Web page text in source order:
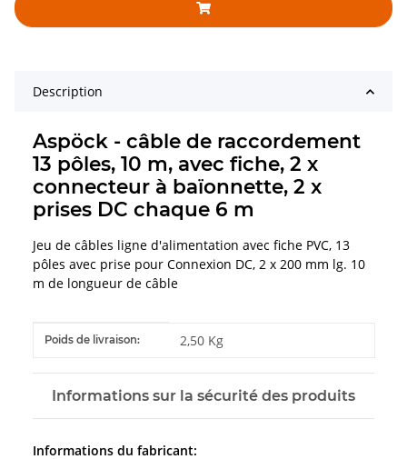
Description
Aspöck - câble de raccordement
13 pôles, 10 m, avec fiche, 2 x
connecteur à baïonnette, 2 x
prises DC chaque 6 m
Jeu de câbles ligne d'alimentation avec fiche PVC, 13
pôles avec prise pour Connexion DC, 2 x 200 mm lg. 10
m de longueur de câble
#productDetails.itemInformation#
#productDetails.itemValue#
Poids de livraison: 2,50 Kg
Informations sur la sécurité des produits
Informations du fabricant: